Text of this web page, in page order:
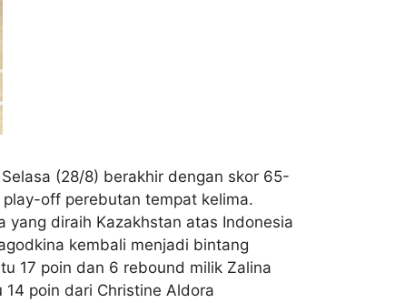
(28/8) berakhir dengan skor 65-
off perebutan tempat kelima.
diraih Kazakhstan atas Indonesia
kembali menjadi bintang
17 poin dan 6 rebound milik Zalina
poin dari Christine Aldora